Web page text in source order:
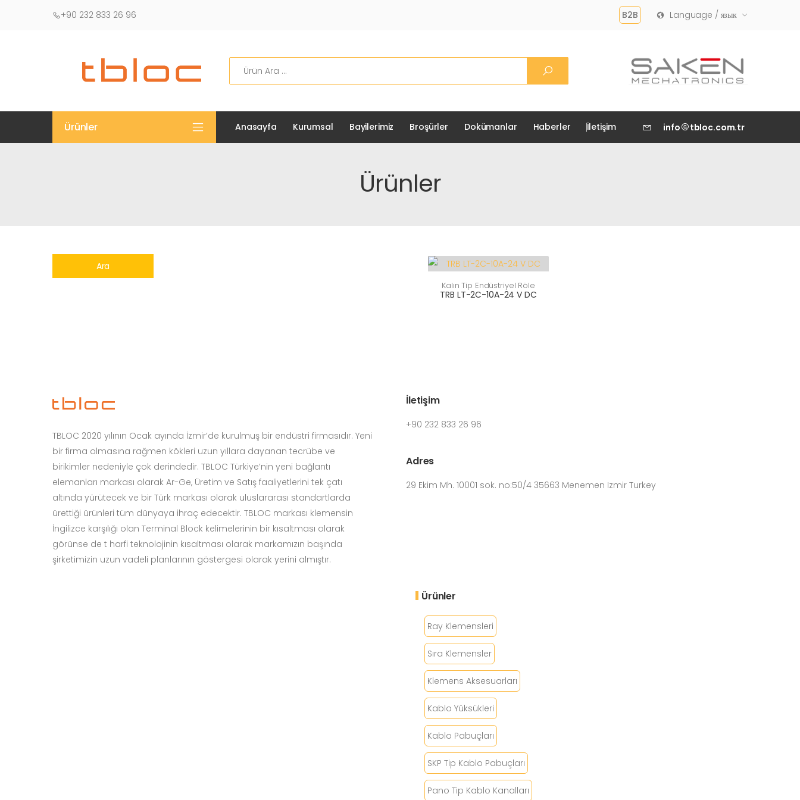
+90 232 833 26 96 B2B Language / язык
Ürünler Anasayfa Kurumsal Bayilerimiz Broşürler Dokümanlar Haberler İletişim info tbloc.com.tr
Ürünler
Kalın Tip Endüstriyel Röle
TRB LT-2C-10A-24 V DC
Ara
TBLOC 2020 yılının Ocak ayında İzmir’de kurulmuş bir endüstri firmasıdır. Yeni
bir firma olmasına rağmen kökleri uzun yıllara dayanan tecrübe ve
birikimler nedeniyle çok derindedir. TBLOC Türkiye’nin yeni bağlantı
elemanları markası olarak Ar-Ge, Üretim ve Satış faaliyetlerini tek çatı
altında yürütecek ve bir Türk markası olarak uluslararası standartlarda
ürettiği ürünleri tüm dünyaya ihraç edecektir. TBLOC markası klemensin
İngilizce karşılığı olan Terminal Block kelimelerinin bir kısaltması olarak
görünse de t harfi teknolojinin kısaltması olarak markamızın başında
şirketimizin uzun vadeli planlarının göstergesi olarak yerini almıştır.
İletişim
+90 232 833 26 96
Adres
29 Ekim Mh. 10001 sok. no:50/4 35663 Menemen Izmir Turkey
Ürünler
Ray Klemensleri
Sıra Klemensler
Klemens Aksesuarları
Kablo Yüksükleri
Kablo Pabuçları
SKP Tip Kablo Pabuçları
Pano Tip Kablo Kanalları